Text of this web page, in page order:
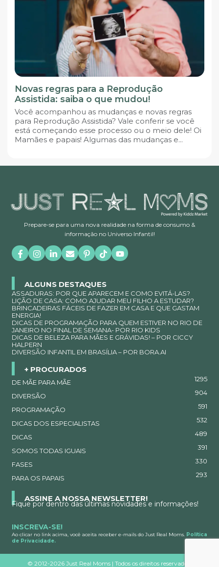
Novas regras para a Reprodução
Assistida: saiba o que mudou!
Você acompanhou as mudanças e novas regras
para Reprodução Assistida? Vale conferir se você
está começando esse processo ou o meio dele! Oi
Mamães e papais! Algumas das mudanças e...
Prepare-se para uma nova realidade na forma de consumo &
informação no Universo Infantil!
ALGUNS DESTAQUES
ASSADURAS: POR QUE APARECEM E COMO EVITÁ-LAS?
LIÇÃO DE CASA: COMO AJUDAR MEU FILHO A ESTUDAR?
BRINCADEIRAS FÁCEIS DE FAZER EM CASA E QUE GASTAM
ENERGIA!
DICAS DE PROGRAMAÇÃO PARA QUEM ESTIVER NO RIO DE
JANEIRO NO FINAL DE SEMANA- POR RIO KIDS
DICAS DE BELEZA PARA MÃES E GRÁVIDAS! – POR CICCY
HALPERN
DIVERSÃO INFANTIL EM BRASÍLIA – POR BORA.AI
+ PROCURADOS
DE MÃE PARA MÃE 1295
DIVERSÃO 904
PROGRAMAÇÃO 591
DICAS DOS ESPECIALISTAS 532
DICAS 489
SOMOS TODAS IGUAIS 391
FASES 330
PARA OS PAPAIS 293
ASSINE A NOSSA NEWSLETTER!
Fique por dentro das últimas novidades e informações!
INSCREVA-SE!
Ao clicar no link acima, você aceita receber e-mails do Just Real Moms. Política
de Privacidade.
© 2012-2026 Just Real Moms | Todos os direitos reservados.